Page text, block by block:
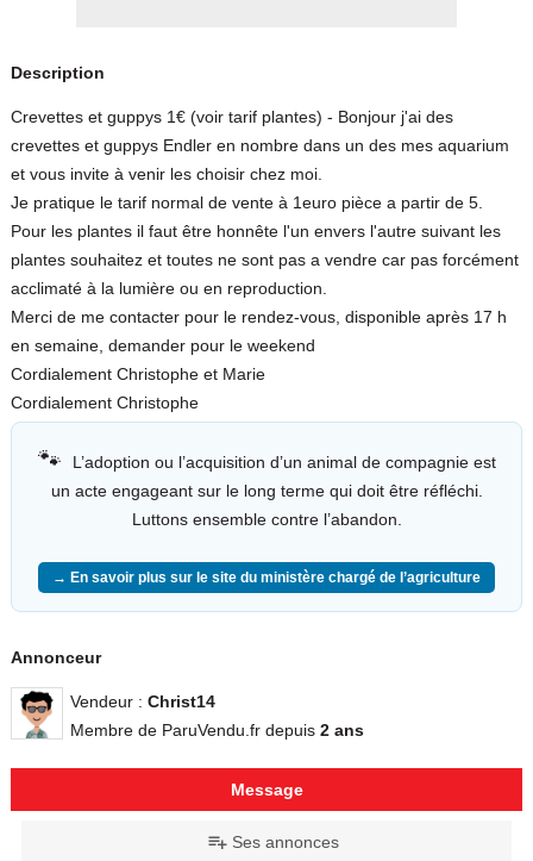
Description
Crevettes et guppys 1€ (voir tarif plantes) - Bonjour j'ai des
crevettes et guppys Endler en nombre dans un des mes aquarium
et vous invite à venir les choisir chez moi.
Je pratique le tarif normal de vente à 1euro pièce a partir de 5.
Pour les plantes il faut être honnête l'un envers l'autre suivant les
plantes souhaitez et toutes ne sont pas a vendre car pas forcément
acclimaté à la lumière ou en reproduction.
Merci de me contacter pour le rendez-vous, disponible après 17 h
en semaine, demander pour le weekend
Cordialement Christophe et Marie
Cordialement Christophe
🐾
L’adoption ou l’acquisition d’un animal de compagnie est
un acte engageant sur le long terme qui doit être réfléchi.
Luttons ensemble contre l’abandon.
→ En savoir plus sur le site du ministère chargé de l’agriculture
Annonceur
Vendeur : Christ14
Membre de ParuVendu.fr depuis 2 ans
Message
Ses annonces